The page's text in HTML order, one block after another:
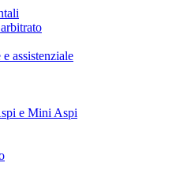
assistenziale
e Mini Aspi